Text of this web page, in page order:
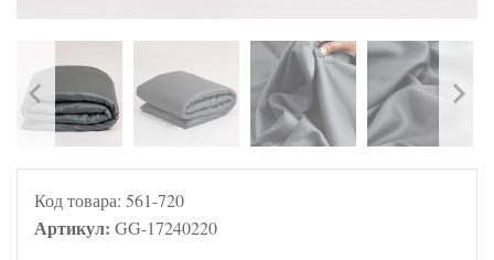
Код товара: 561-720
Артикул: GG-17240220